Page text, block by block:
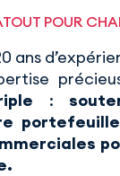
POUR
ans
: